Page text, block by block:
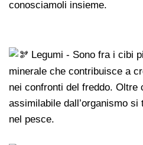
conosciamoli insieme.
Legumi - Sono fra i cibi
minerale che contribuisce a
nei confronti del freddo. Oltre
assimilabile dall’organismo
nel pesce.